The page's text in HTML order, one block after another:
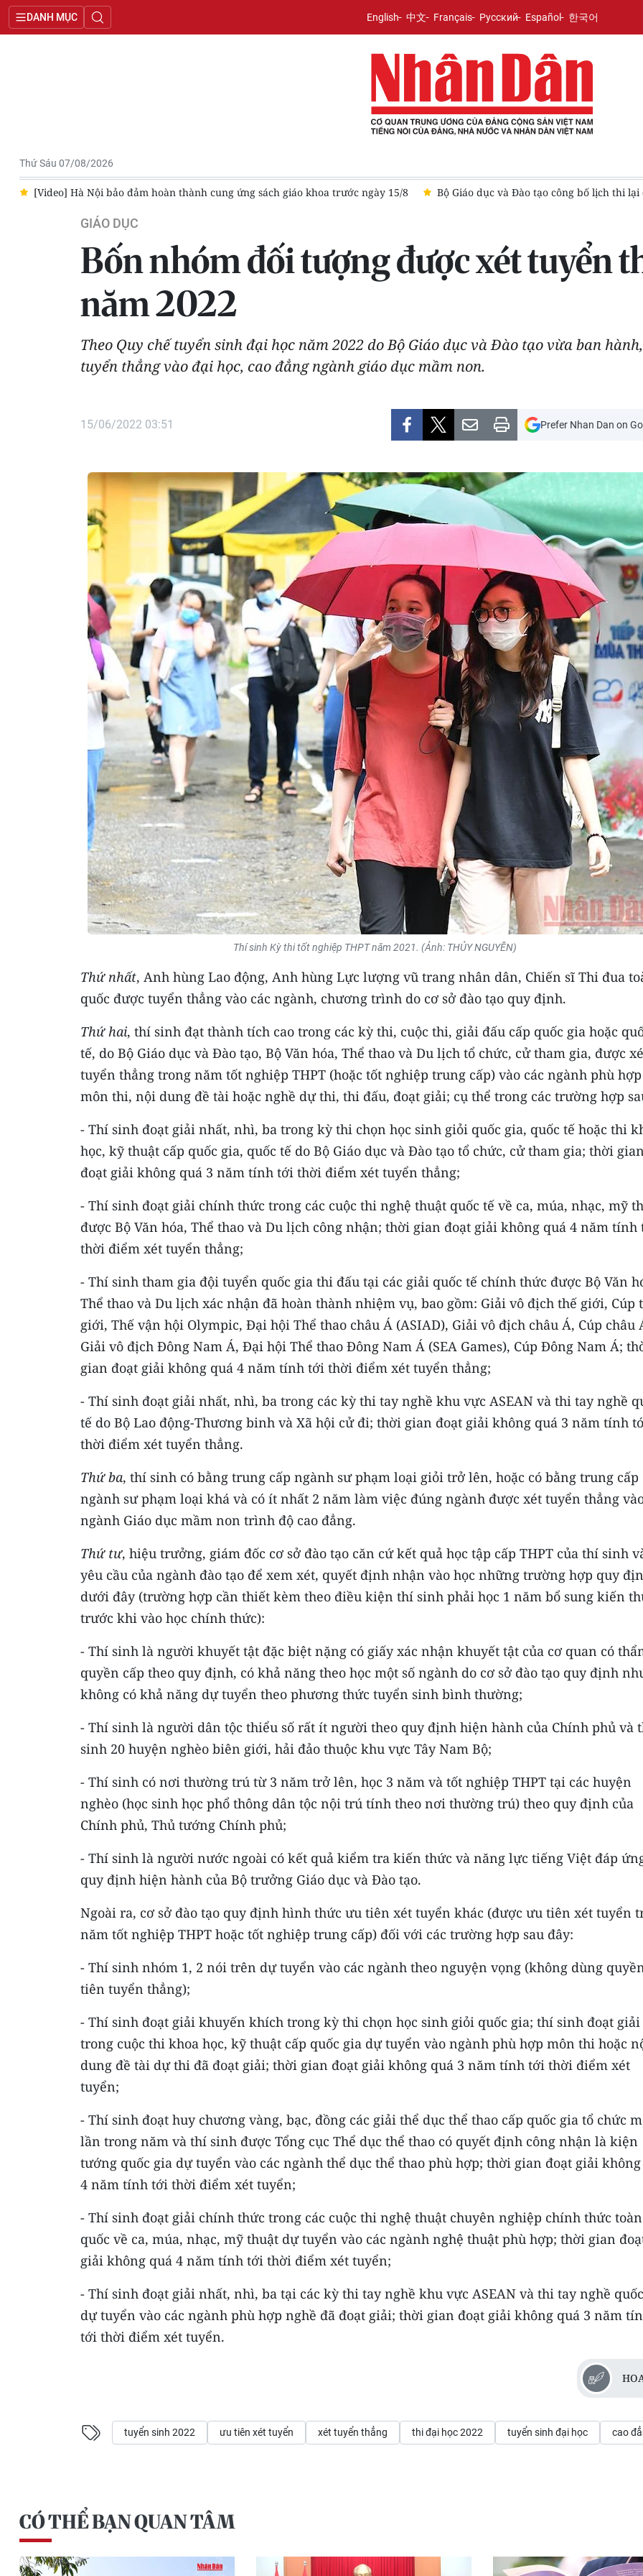
DANH MỤC English 中文 Français Русский Español 한국어
Thứ Sáu 07/08/2026
khoa trước ngày 15/8 Bộ Giáo dục và Đào tạo công bố lịch thi lại cho Điểm thi Trường chuyên Tuyên Quang Bộ đội
GIÁO DỤC
Bốn nhóm đối tượng được xét tuyển
năm 2022
Theo Quy chế tuyển sinh đại học năm 2022 do Bộ Giáo dục và Đào tạo vừa ban
tuyển thẳng vào đại học, cao đẳng ngành giáo dục mầm non.
15/06/2022 03:51 Prefer Nhan Dan on
Thí sinh Kỳ thi tốt nghiệp THPT năm 2021. (Ảnh: THỦY NGUYÊN)
Thứ nhất, Anh hùng Lao động, Anh hùng Lực lượng vũ trang nhân dân, Chiến sĩ Thi đua
quốc được tuyển thẳng vào các ngành, chương trình do cơ sở đào tạo quy định.
Thứ hai, thí sinh đạt thành tích cao trong các kỳ thi, cuộc thi, giải đấu cấp quốc gia hoặc
tế, do Bộ Giáo dục và Đào tạo, Bộ Văn hóa, Thể thao và Du lịch tổ chức, cử tham gia, được
tuyển thẳng trong năm tốt nghiệp THPT (hoặc tốt nghiệp trung cấp) vào các ngành phù hợp
môn thi, nội dung đề tài hoặc nghề dự thi, thi đấu, đoạt giải; cụ thể trong các trường hợp
- Thí sinh đoạt giải nhất, nhì, ba trong kỳ thi chọn học sinh giỏi quốc gia, quốc tế hoặc thi
học, kỹ thuật cấp quốc gia, quốc tế do Bộ Giáo dục và Đào tạo tổ chức, cử tham gia; thời gian
đoạt giải không quá 3 năm tính tới thời điểm xét tuyển thẳng;
- Thí sinh đoạt giải chính thức trong các cuộc thi nghệ thuật quốc tế về ca, múa, nhạc, mỹ
được Bộ Văn hóa, Thể thao và Du lịch công nhận; thời gian đoạt giải không quá 4 năm tính
thời điểm xét tuyển thẳng;
- Thí sinh tham gia đội tuyển quốc gia thi đấu tại các giải quốc tế chính thức được Bộ Văn
Thể thao và Du lịch xác nhận đã hoàn thành nhiệm vụ, bao gồm: Giải vô địch thế giới, Cúp
giới, Thế vận hội Olympic, Đại hội Thể thao châu Á (ASIAD), Giải vô địch châu Á, Cúp châu
Giải vô địch Đông Nam Á, Đại hội Thể thao Đông Nam Á (SEA Games), Cúp Đông Nam Á;
gian đoạt giải không quá 4 năm tính tới thời điểm xét tuyển thẳng;
- Thí sinh đoạt giải nhất, nhì, ba trong các kỳ thi tay nghề khu vực ASEAN và thi tay nghề
tế do Bộ Lao động-Thương binh và Xã hội cử đi; thời gian đoạt giải không quá 3 năm tính
thời điểm xét tuyển thẳng.
Thứ ba, thí sinh có bằng trung cấp ngành sư phạm loại giỏi trở lên, hoặc có bằng trung cấp
ngành sư phạm loại khá và có ít nhất 2 năm làm việc đúng ngành được xét tuyển thẳng
ngành Giáo dục mầm non trình độ cao đẳng.
Thứ tư, hiệu trưởng, giám đốc cơ sở đào tạo căn cứ kết quả học tập cấp THPT của thí sinh
yêu cầu của ngành đào tạo để xem xét, quyết định nhận vào học những trường hợp quy
dưới đây (trường hợp cần thiết kèm theo điều kiện thí sinh phải học 1 năm bổ sung kiến
trước khi vào học chính thức):
- Thí sinh là người khuyết tật đặc biệt nặng có giấy xác nhận khuyết tật của cơ quan có
quyền cấp theo quy định, có khả năng theo học một số ngành do cơ sở đào tạo quy định
không có khả năng dự tuyển theo phương thức tuyển sinh bình thường;
- Thí sinh là người dân tộc thiểu số rất ít người theo quy định hiện hành của Chính phủ và
sinh 20 huyện nghèo biên giới, hải đảo thuộc khu vực Tây Nam Bộ;
- Thí sinh có nơi thường trú từ 3 năm trở lên, học 3 năm và tốt nghiệp THPT tại các huyện
nghèo (học sinh học phổ thông dân tộc nội trú tính theo nơi thường trú) theo quy định của
Chính phủ, Thủ tướng Chính phủ;
- Thí sinh là người nước ngoài có kết quả kiểm tra kiến thức và năng lực tiếng Việt đáp
quy định hiện hành của Bộ trưởng Giáo dục và Đào tạo.
Ngoài ra, cơ sở đào tạo quy định hình thức ưu tiên xét tuyển khác (được ưu tiên xét tuyển
năm tốt nghiệp THPT hoặc tốt nghiệp trung cấp) đối với các trường hợp sau đây:
- Thí sinh nhóm 1, 2 nói trên dự tuyển vào các ngành theo nguyện vọng (không dùng
tiên tuyển thẳng);
- Thí sinh đoạt giải khuyến khích trong kỳ thi chọn học sinh giỏi quốc gia; thí sinh đoạt
trong cuộc thi khoa học, kỹ thuật cấp quốc gia dự tuyển vào ngành phù hợp môn thi hoặc
dung đề tài dự thi đã đoạt giải; thời gian đoạt giải không quá 3 năm tính tới thời điểm xét
tuyển;
- Thí sinh đoạt huy chương vàng, bạc, đồng các giải thể dục thể thao cấp quốc gia tổ chức
lần trong năm và thí sinh được Tổng cục Thể dục thể thao có quyết định công nhận là kiện
tướng quốc gia dự tuyển vào các ngành thể dục thể thao phù hợp; thời gian đoạt giải
4 năm tính tới thời điểm xét tuyển;
- Thí sinh đoạt giải chính thức trong các cuộc thi nghệ thuật chuyên nghiệp chính thức toàn
quốc về ca, múa, nhạc, mỹ thuật dự tuyển vào các ngành nghệ thuật phù hợp; thời gian
giải không quá 4 năm tính tới thời điểm xét tuyển;
- Thí sinh đoạt giải nhất, nhì, ba tại các kỳ thi tay nghề khu vực ASEAN và thi tay nghề
dự tuyển vào các ngành phù hợp nghề đã đoạt giải; thời gian đoạt giải không quá 3 năm
tới thời điểm xét tuyển.
tuyển sinh 2022 ưu tiên xét tuyển xét tuyển thẳng thi đại học 2022 tuyển sinh đại học cao
CÓ THỂ BẠN QUAN TÂM